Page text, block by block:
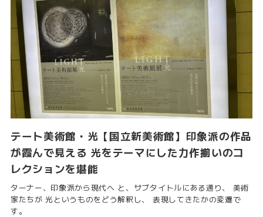
テート美術館・光【国立新美術館】印象派の作品
が霞んで見える 光をテーマにした力作揃いのコ
レクションを堪能
ターナー、印象派から現代へ と、サブタイトルにある通り、 美術
家たちが 光というものをどう解釈し、 表現してきたかの変遷で
す。